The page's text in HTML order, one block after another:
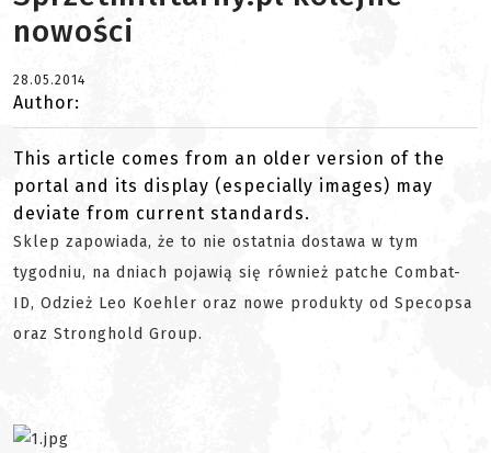
nowości
28.05.2014
Author:
This article comes from an older version of the
portal and its display (especially images) may
deviate from current standards.
Sklep zapowiada, że to nie ostatnia dostawa w tym
tygodniu, na dniach pojawią się również patche Combat-
ID, Odzież Leo Koehler oraz nowe produkty od Specopsa
oraz Stronghold Group.